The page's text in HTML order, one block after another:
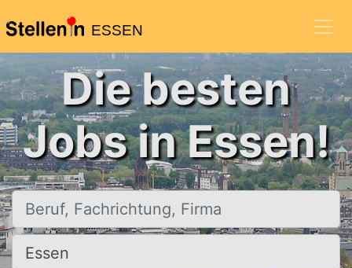
ESSEN
Die besten
Jobs in Essen!
Beruf, Fachrichtung, Firma
Ort, Stadt